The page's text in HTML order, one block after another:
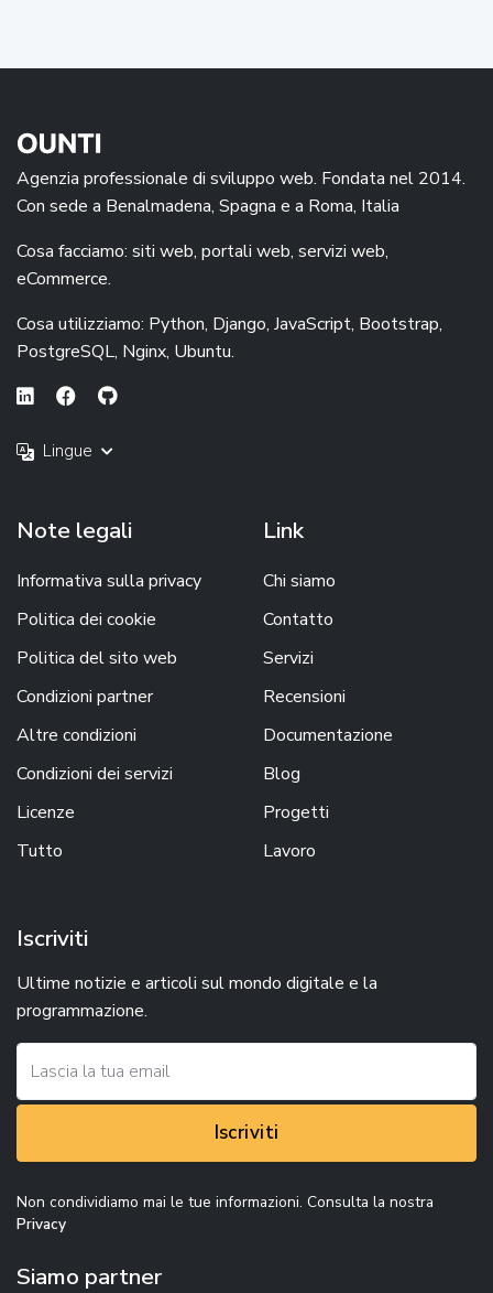
Agenzia professionale di sviluppo web. Fondata nel 2014.
Con sede a Benalmadena, Spagna e a Roma, Italia
Cosa facciamo: siti web, portali web, servizi web,
eCommerce.
Cosa utilizziamo: Python, Django, JavaScript, Bootstrap,
PostgreSQL, Nginx, Ubuntu.
Lingue
Note legali
Informativa sulla privacy
Politica dei cookie
Politica del sito web
Condizioni partner
Altre condizioni
Condizioni dei servizi
Licenze
Tutto
Link
Chi siamo
Contatto
Servizi
Recensioni
Documentazione
Blog
Progetti
Lavoro
Iscriviti
Ultime notizie e articoli sul mondo digitale e la
programmazione.
Iscriviti
Non condividiamo mai le tue informazioni. Consulta la nostra
Privacy
Siamo partner